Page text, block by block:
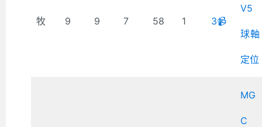
牧 9 9 7 58 1 3📹
V5
球軸
定位
MG
C